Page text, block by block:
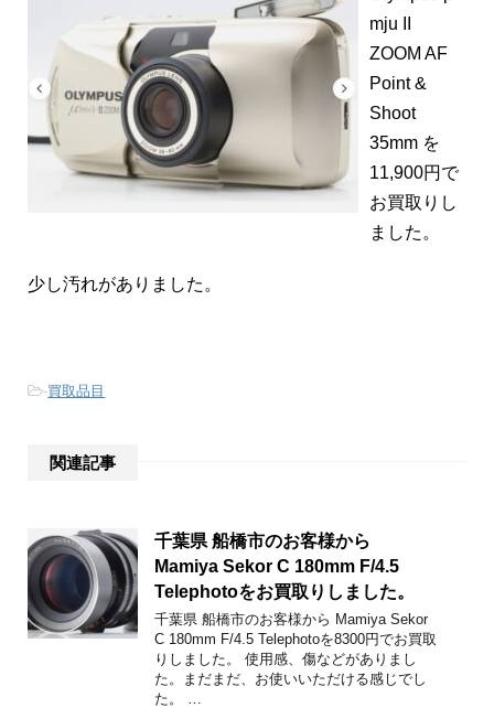
mju II
ZOOM AF
Point &
Shoot
35mm を
11,900円で
お買取りし
ました。
少し汚れがありました。
-買取品目
関連記事
千葉県 船橋市のお客様から
Mamiya Sekor C 180mm F/4.5
Telephotoをお買取りしました。
千葉県 船橋市のお客様から Mamiya Sekor
C 180mm F/4.5 Telephotoを8300円でお買取
りしました。 使用感、傷などがありまし
た。まだまだ、お使いいただける感じでし
た。 …